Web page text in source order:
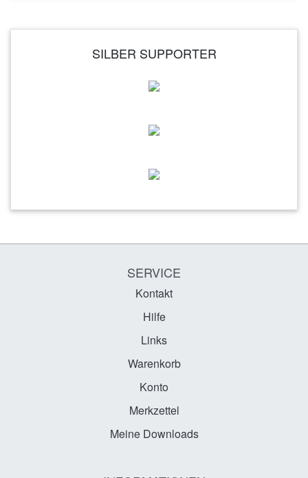
SILBER SUPPORTER
SERVICE
Kontakt
Hilfe
Links
Warenkorb
Konto
Merkzettel
Meine Downloads